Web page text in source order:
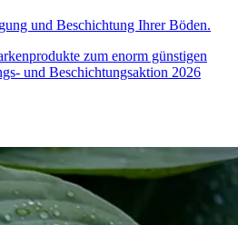
und Beschichtung Ihrer Böden.
zum enorm günstigen
und Beschichtungsaktion 2026